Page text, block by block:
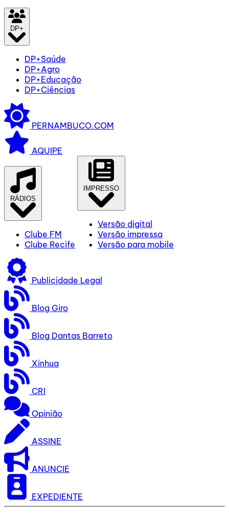
DP+
DP+Saúde
DP+Agro
DP+Educação
DP+Ciências
PERNAMBUCO.COM
AQUIPE
RÁDIOS
Clube FM
Clube Recife
IMPRESSO
Versão digital
Versão impressa
Versão para mobile
Publicidade Legal
Blog Giro
Blog Dantas Barreto
Xinhua
CRI
Opinião
ASSINE
ANUNCIE
EXPEDIENTE